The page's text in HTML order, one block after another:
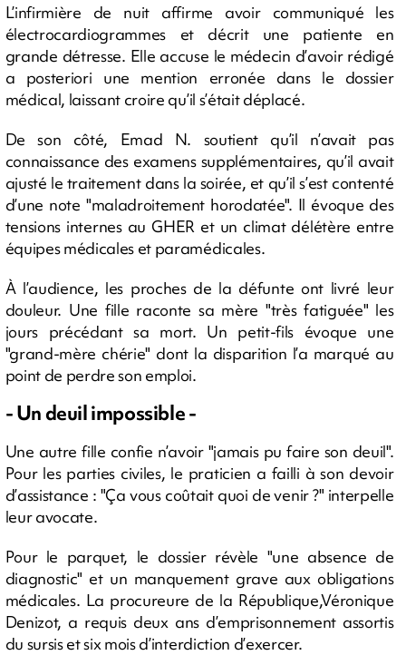
L’infirmière de nuit affirme avoir communiqué les
électrocardiogrammes et décrit une patiente en
grande détresse. Elle accuse le médecin d’avoir rédigé
a posteriori une mention erronée dans le dossier
médical, laissant croire qu’il s’était déplacé.
De son côté, Emad N. soutient qu’il n’avait pas
connaissance des examens supplémentaires, qu’il avait
ajusté le traitement dans la soirée, et qu’il s’est contenté
d’une note "maladroitement horodatée". Il évoque des
tensions internes au GHER et un climat délétère entre
équipes médicales et paramédicales.
À l’audience, les proches de la défunte ont livré leur
douleur. Une fille raconte sa mère "très fatiguée" les
jours précédant sa mort. Un petit-fils évoque une
"grand-mère chérie" dont la disparition l’a marqué au
point de perdre son emploi.
- Un deuil impossible -
Une autre fille confie n’avoir "jamais pu faire son deuil".
Pour les parties civiles, le praticien a failli à son devoir
d’assistance : "Ça vous coûtait quoi de venir ?" interpelle
leur avocate.
Pour le parquet, le dossier révèle "une absence de
diagnostic" et un manquement grave aux obligations
médicales. La procureure de la République,Véronique
Denizot, a requis deux ans d’emprisonnement assortis
du sursis et six mois d’interdiction d’exercer.